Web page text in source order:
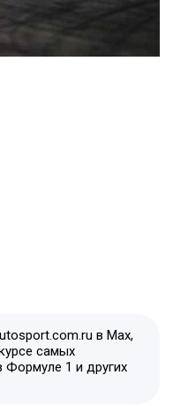
в Max,
самых
Формуле 1 и других